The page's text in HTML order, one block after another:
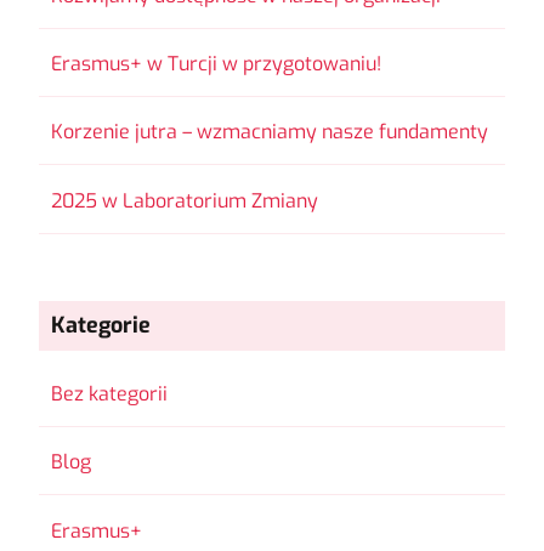
Erasmus+ w Turcji w przygotowaniu!
Korzenie jutra – wzmacniamy nasze fundamenty
2025 w Laboratorium Zmiany
Kategorie
Bez kategorii
Blog
Erasmus+